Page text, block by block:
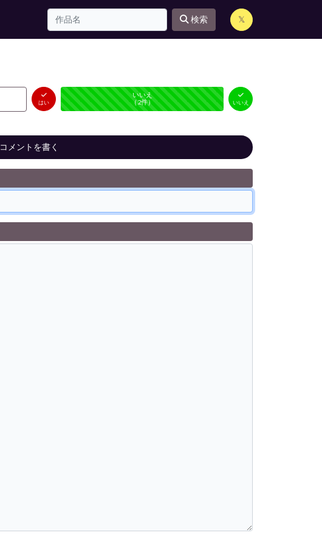
検索 𝕏
はい
はい
（0件）
未投票
いいえ
（2件） いいえ
コメントを書く